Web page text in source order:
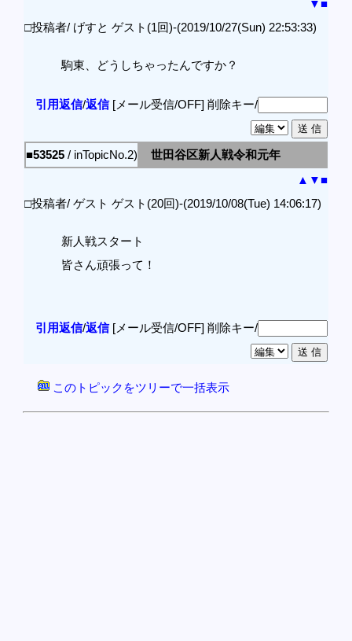
▼■
□投稿者/ げすと ゲスト(1回)-(2019/10/27(Sun) 22:53:33)
駒東、どうしちゃったんですか？
引用返信/返信[メール受信/OFF] 削除キー/
■53525 / inTopicNo.2)
世田谷区新人戦令和元年
▲ ▼■
□投稿者/ ゲスト ゲスト(20回)-(2019/10/08(Tue) 14:06:17)
新人戦スタート
皆さん頑張って！
引用返信/返信[メール受信/OFF] 削除キー/
このトピックをツリーで一括表示